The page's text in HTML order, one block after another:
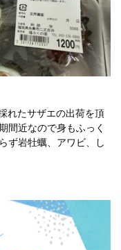
れたサザエの出荷を頂
間近なので身もふっく
ず岩牡蠣、アワビ、し